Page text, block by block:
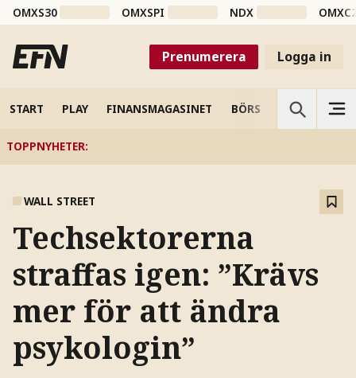
OMXS30 OMXSPI NDX
Prenumerera Logga in
START PLAY FINANSMAGASINET BÖRS VETENSKAP
TOPPNYHETER:
WALL STREET
Techsektorerna
straffas igen: ”Krävs
mer för att ändra
psykologin”